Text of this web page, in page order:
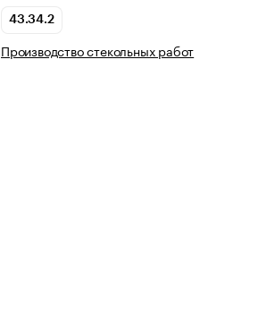
43.34.2
Производство стекольных работ